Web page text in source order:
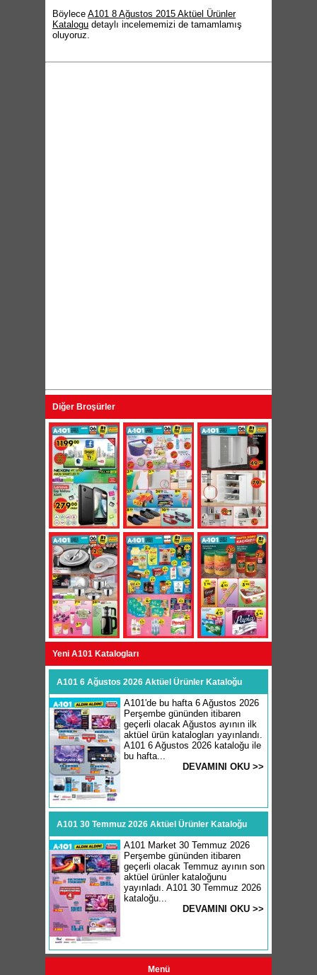
Böylece A101 8 Ağustos 2015 Aktüel Ürünler
Katalogu detaylı incelememizi de tamamlamış
oluyoruz.
Diğer Broşürler
Yeni A101 Katalogları
A101 6 Ağustos 2026 Aktüel Ürünler Kataloğu
A101'de bu hafta 6 Ağustos 2026
Perşembe gününden itibaren
geçerli olacak Ağustos ayının ilk
aktüel ürün katalogları yayınlandı.
A101 6 Ağustos 2026 kataloğu ile
bu hafta...
DEVAMINI OKU >>
A101 30 Temmuz 2026 Aktüel Ürünler Kataloğu
A101 Market 30 Temmuz 2026
Perşembe gününden itibaren
geçerli olacak Temmuz ayının son
aktüel ürünler kataloğunu
yayınladı. A101 30 Temmuz 2026
kataloğu...
DEVAMINI OKU >>
Menü